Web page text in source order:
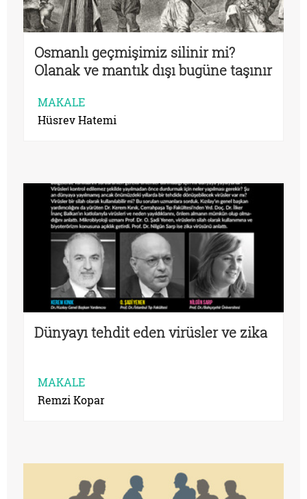
Osmanlı geçmişimiz silinir mi?
Olanak ve mantık dışı bugüne taşınır
MAKALE
Hüsrev Hatemi
Dünyayı tehdit eden virüsler ve zika
MAKALE
Remzi Kopar